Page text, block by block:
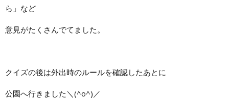
ら」など
意見がたくさんでてました。
クイズの後は外出時のルールを確認したあとに
公園へ行きました＼(^o^)／